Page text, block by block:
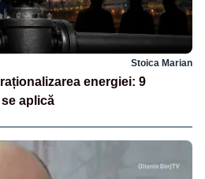
Stoica Marian
energiei: 9
aplică